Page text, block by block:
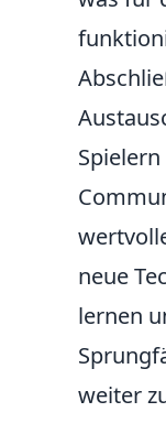
neue
lernen
weiter